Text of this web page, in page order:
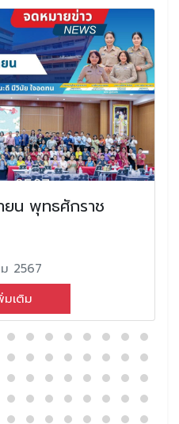
ยน พุทธศักราช
2567
มเติม